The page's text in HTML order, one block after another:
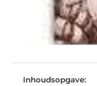
Inhoudsopgave: